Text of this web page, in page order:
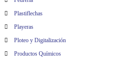
Plastiflechas
Playeras
Ploteo y Digitalización
Productos Químicos